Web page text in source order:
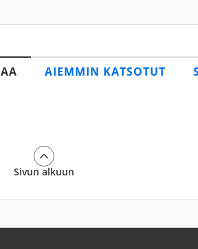
AIEMMIN KATSOTUT
Sivun alkuun